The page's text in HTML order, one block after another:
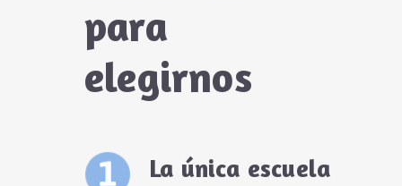
para
elegirnos
La única escuela